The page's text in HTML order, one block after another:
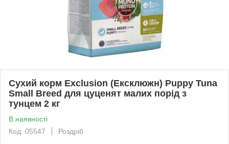
Сухий корм Exclusion (Ексклюжн) Puppy Tuna
Small Breed для цуценят малих порід з
тунцем 2 кг
В наявності
Код: 05547
Роздріб